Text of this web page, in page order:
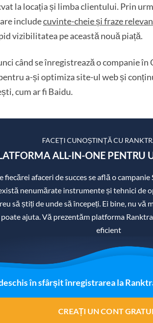
la locația și limba clientului. Prin
includecuvinte-cheie și fraze
vizibilitatea pe această nouă piață.
când se înregistrează o companie
a-și optimiza site-ul web și
cum ar fi Baidu.
FACEȚI CUNOȘTINȚĂ CU
ALL-IN-ONE PENTRU
fiecărei afaceri de succes se află o
nenumărate instrumente și tehnici de
să știți de unde să începeți. Ei bine, nu vă
poate ajuta. Vă prezentăm platforma
eficient
în sfârșit înregistrarea la
CREAȚI UN CONT